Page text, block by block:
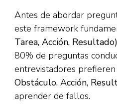
Antes de abordar
este framework
Tarea, Acción, Resultado)
80% de preguntas
entrevistadores prefieren
Obstáculo, Acción,
aprender de fallos.​